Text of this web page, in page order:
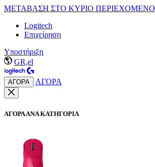
ΜΕΤΑΒΑΣΗ ΣΤΟ ΚΥΡΙΟ ΠΕΡΙΕΧΟΜΕΝΟ
Logitech
Επιχείρηση
Υποστήριξη
GR,el
ΑΓΟΡΑ ΑΓΟΡΑ
ΑΓΟΡΑ ΑΝΑ ΚΑΤΗΓΟΡΙΑ